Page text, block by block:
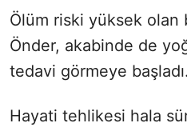
Ölüm riski yüksek olan
Önder, akabinde de
tedavi görmeye başladı.
Hayati tehlikesi hala